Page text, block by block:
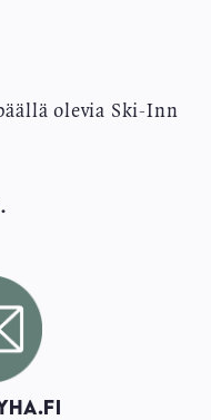
olevia Ski-Inn